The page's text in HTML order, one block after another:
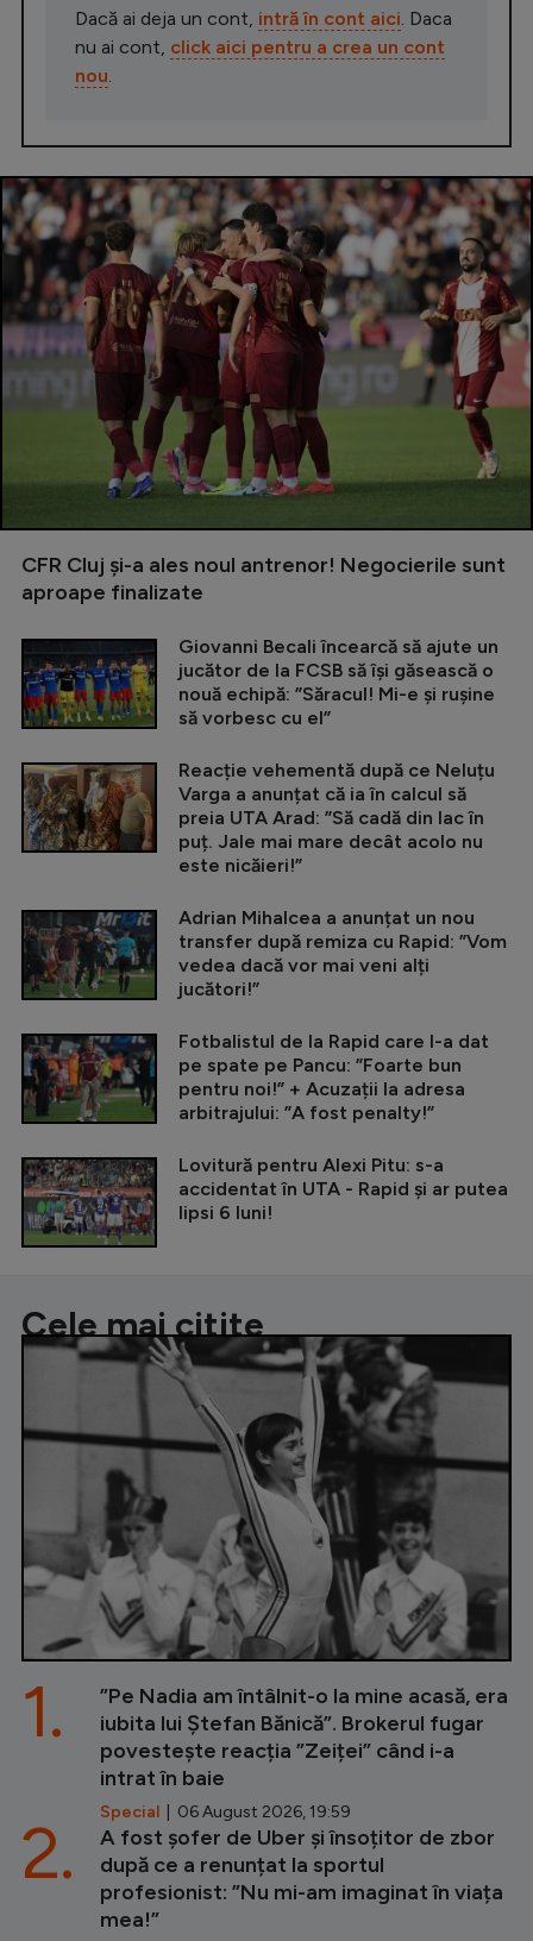
Dacă ai deja un cont, intră în cont aici . Daca
nu ai cont, click aici pentru a crea un cont
nou
CFR Cluj și-a ales noul antrenor! Negocierile sunt
aproape finalizate
Giovanni Becali încearcă să ajute un
jucător de la FCSB să își găsească o
nouă echipă: ”Săracul! Mi-e și rușine
să vorbesc cu el”
Reacție vehementă după ce Neluțu
Varga a anunțat că ia în calcul să
preia UTA Arad: ”Să cadă din lac în
puț. Jale mai mare decât acolo nu
este nicăieri!”
Adrian Mihalcea a anunțat un nou
transfer după remiza cu Rapid: ”Vom
vedea dacă vor mai veni alți
jucători!”
Fotbalistul de la Rapid care l-a dat
pe spate pe Pancu: ”Foarte bun
pentru noi!” + Acuzații la adresa
arbitrajului: ”A fost penalty!”
Lovitură pentru Alexi Pitu: s-a
accidentat în UTA - Rapid și ar putea
lipsi 6 luni!
Cele mai citite
”Pe Nadia am întâlnit-o la mine acasă, era
iubita lui Ștefan Bănică”. Brokerul fugar
povestește reacția ”Zeiței” când i-a
intrat în baie
Special | 06 August 2026, 19:59
1.
A fost șofer de Uber și însoțitor de zbor
după ce a renunțat la sportul
profesionist: ”Nu mi-am imaginat în viața
mea!”
2.